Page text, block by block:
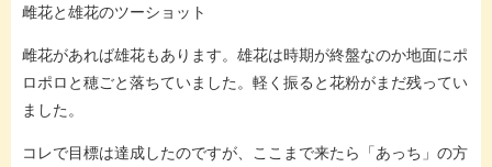
雌花と雄花のツーショット
雌花があれば雄花もあります。雄花は時期が終盤なのか地面にポ
ロポロと穂ごと落ちていました。軽く振ると花粉がまだ残ってい
ました。
コレで目標は達成したのですが、ここまで来たら「あっち」の方